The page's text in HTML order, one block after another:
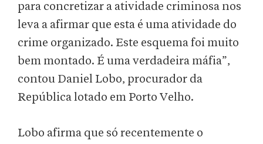
para concretizar a atividade criminosa nos
leva a afirmar que esta é uma atividade do
crime organizado. Este esquema foi muito
bem montado. É uma verdadeira máfia”,
contou Daniel Lobo, procurador da
República lotado em Porto Velho.
Lobo afirma que só recentemente o